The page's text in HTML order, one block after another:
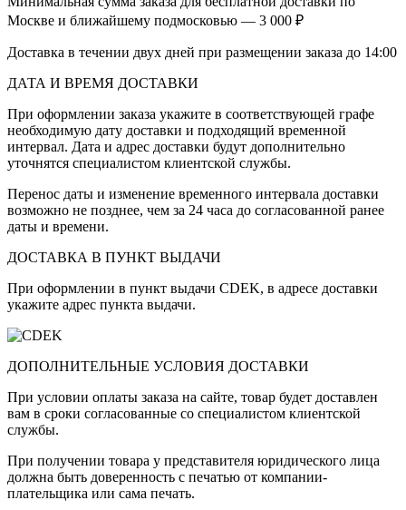
Москве и ближайшему подмосковью — 3 000 ₽
Доставка в течении двух дней при размещении заказа до 14:00
ДАТА И ВРЕМЯ ДОСТАВКИ
При оформлении заказа укажите в соответствующей графе
необходимую дату доставки и подходящий временной
интервал. Дата и адрес доставки будут дополнительно
уточнятся специалистом клиентской службы.
Перенос даты и изменение временного интервала доставки
возможно не позднее, чем за 24 часа до согласованной ранее
даты и времени.
ДОСТАВКА В ПУНКТ ВЫДАЧИ
При оформлении в пункт выдачи CDEK, в адресе доставки
укажите адрес пункта выдачи.
ДОПОЛНИТЕЛЬНЫЕ УСЛОВИЯ ДОСТАВКИ
При условии оплаты заказа на сайте, товар будет доставлен
вам в сроки согласованные со специалистом клиентской
службы.
При получении товара у представителя юридического лица
должна быть доверенность с печатью от компании-
плательщика или сама печать.